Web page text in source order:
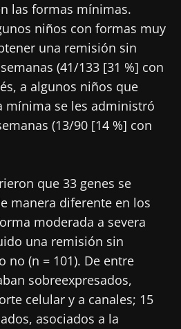
las formas mínimas.
niños con formas muy
una remisión sin
(41/133 [31 %] con
a algunos niños que
mínima se les administró
(13/90 [14 %] con
que 33 genes se
manera diferente en los
moderada a severa
una remisión sin
no (n = 101). De entre
sobreexpresados,
celular y a canales; 15
asociados a la